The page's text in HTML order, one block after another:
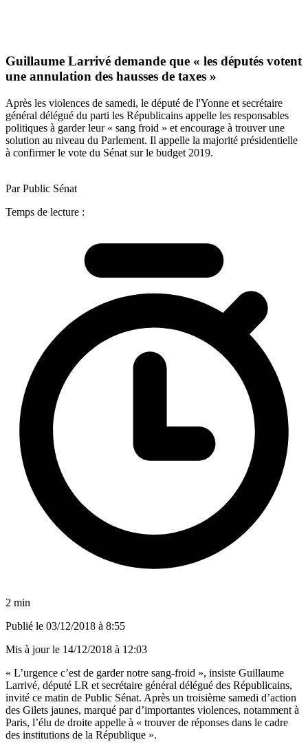
Guillaume Larrivé demande que « les députés votent
une annulation des hausses de taxes »
Après les violences de samedi, le député de l'Yonne et secrétaire
général délégué du parti les Républicains appelle les responsables
politiques à garder leur « sang froid » et encourage à trouver une
solution au niveau du Parlement. Il appelle la majorité présidentielle
à confirmer le vote du Sénat sur le budget 2019.
Par Public Sénat
Temps de lecture :
2 min
Publié le 03/12/2018 à 8:55
Mis à jour le 14/12/2018 à 12:03
« L’urgence c’est de garder notre sang-froid », insiste Guillaume
Larrivé, député LR et secrétaire général délégué des Républicains,
invité ce matin de Public Sénat. Après un troisième samedi d’action
des Gilets jaunes, marqué par d’importantes violences, notamment à
Paris, l’élu de droite appelle à « trouver de réponses dans le cadre
des institutions de la République ».